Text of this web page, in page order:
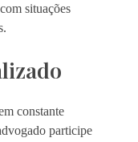
situações
constante
participe